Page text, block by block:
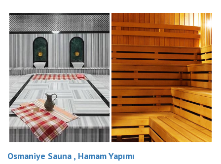
Osmaniye Sauna , Hamam Yapımı